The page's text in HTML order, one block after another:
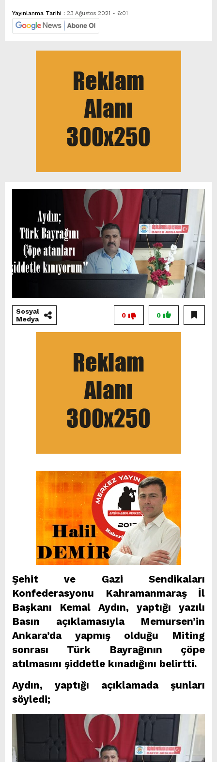
Yayınlanma Tarihi : 23 Ağustos 2021 - 6:01
Sosyal
Medya
0
0
Şehit ve Gazi Sendikaları
Konfederasyonu Kahramanmaraş İl
Başkanı Kemal Aydın, yaptığı yazılı
Basın açıklamasıyla Memursen’in
Ankara’da yapmış olduğu Miting
sonrası Türk Bayrağının çöpe
atılmasını şiddetle kınadığını belirtti.
Aydın, yaptığı açıklamada şunları
söyledi;